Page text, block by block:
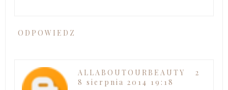
ODPOWIEDZ
ALLABOUTOURBEAUTY
2
8 sierpnia 2014 19:18